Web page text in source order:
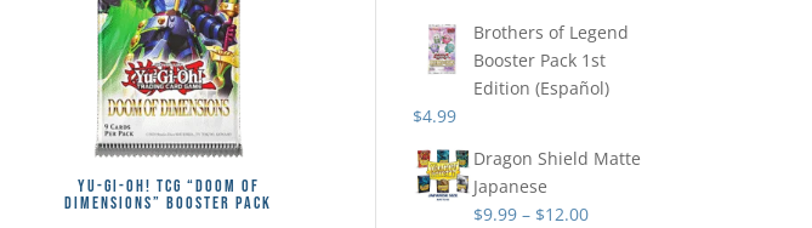
YU-GI-OH! TCG “DOOM OF
DIMENSIONS” BOOSTER PACK
Brothers of Legend
Booster Pack 1st
Edition (Español)
$4.99
Dragon Shield Matte
Japanese
$9.99 – $12.00